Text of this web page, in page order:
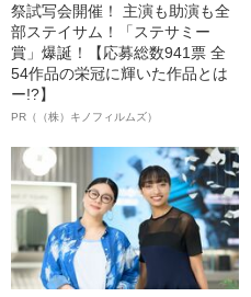
祭試写会開催！ 主演も助演も全
部ステイサム！「ステサミー
賞」爆誕！【応募総数941票 全
54作品の栄冠に輝いた作品とは
ー!?】
PR（（株）キノフィルムズ）